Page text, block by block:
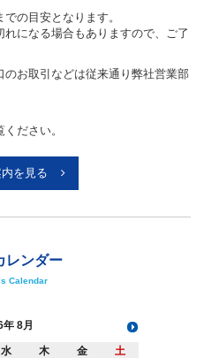
の目安となります。
になる場合もありますので、ご了
お取引などは従来通り弊社営業部
ください。
を見る
レンダー
Calendar
8月
水 木 金 土